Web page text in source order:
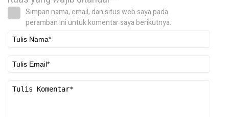
Simpan nama, email, dan situs web saya pada
peramban ini untuk komentar saya berikutnya.